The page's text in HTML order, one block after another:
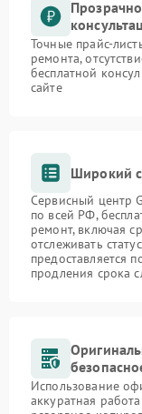
Точные прайс-
ремонта,
бесплатной
сайте
Широкий
Сервисный центр
по всей РФ,
ремонт, включая
отслеживать
предоставляется
продления срока
Использование
аккуратная